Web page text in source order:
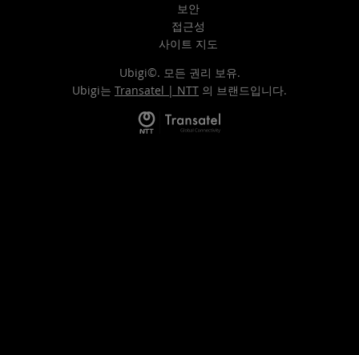
보안
접근성
사이트 지도
Ubigi©. 모든 권리 보유.
Ubigi는 Transatel | NTT 의 브랜드입니다.